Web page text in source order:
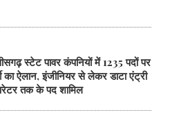
स्टेट पावर कंपनियों में 1235 पदों पर
का ऐलान, इंजीनियर से लेकर डाटा एंट्री
तक के पद शामिल